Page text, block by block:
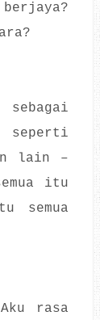
seperti
lain –
itu
semua
rasa